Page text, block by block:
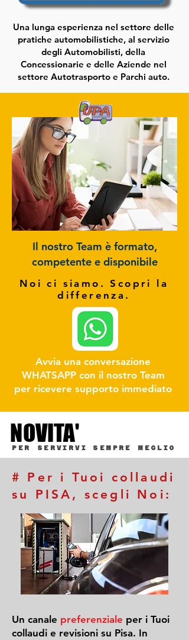
Una lunga esperienza nel settore delle
pratiche automobilistiche, al servizio
degli Automobilisti, della
Concessionarie e delle Aziende nel
settore Autotrasporto e Parchi auto.
Il nostro Team è formato,
competente e disponibile
Noi ci siamo. Scopri la
differenza.
Avvia una conversazione
WHATSAPP con il nostro Team
per ricevere supporto immediato
NOVITA'
NOVITA'
PER SERVIRVI SEMPRE MEGLIO
# Per i Tuoi collaudi
su PISA, scegli Noi:
Un canale preferenziale per i Tuoi
collaudi e revisioni su Pisa. In